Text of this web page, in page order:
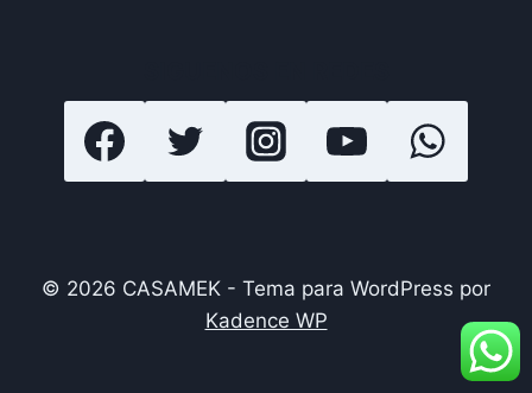
© 2026 CASAMEK - Tema para WordPress por
Kadence WP